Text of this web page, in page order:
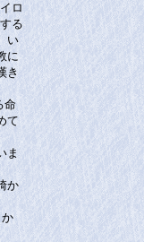
ロ
る
い
に
き
命
て
ま
か